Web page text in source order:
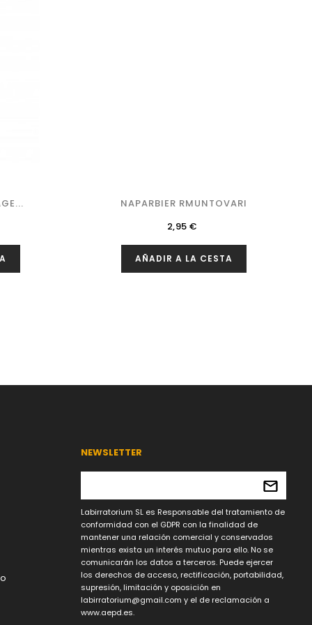
NAPARBIER RMUNTOVARI
Precio
2,95 €
AÑADIR A LA CESTA
NEWSLETTER
Labirratorium SL es Responsable del tratamiento de
conformidad con el GDPR con la finalidad de
mantener una relación comercial y conservados
mientras exista un interés mutuo para ello. No se
comunicarán los datos a terceros. Puede ejercer
los derechos de acceso, rectificación, portabilidad,
supresión, limitación y oposición en
labirratorium@gmail.com y el de reclamación a
www.aepd.es.